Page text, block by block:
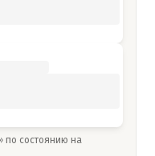
по состоянию на